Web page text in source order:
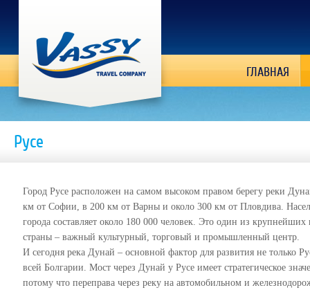
ГЛАВНАЯ
Русе
Город Русе расположен на самом высоком правом берегу реки
км от Софии, в 200 км от Варны и около 300 км от Пловдива.
города составляет около 180 000 человек. Это один из крупнейших
страны – важный культурный, торговый и промышленный центр.
И сегодня река Дунай – основной фактор для развития не только
всей Болгарии. Мост через Дунай у Русе имеет стратегическое
потому что переправа через реку на автомобильном и